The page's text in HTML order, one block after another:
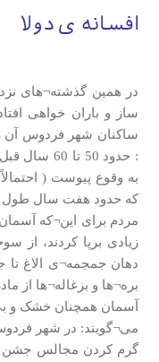
افسانه ی دولا
در همین گذشته¬های
ساز و باران خواهی
ساکنان شهر فردوس آن
: حدود 50
که حدود هفت سال طول
مردم برای اين¬كه
زیادی برپا کردند، از
دهان جمجمه¬ی الاغ تا
بره¬ها و بزغاله¬ها از
آسمان همچنان خشک و
می¬گویند: در شهر
گرم کردن مجالس